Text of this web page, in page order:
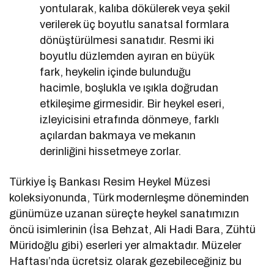
yontularak, kalıba dökülerek veya şekil
verilerek üç boyutlu sanatsal formlara
dönüştürülmesi sanatıdır. Resmi iki
boyutlu düzlemden ayıran en büyük
fark, heykelin içinde bulunduğu
hacimle, boşlukla ve ışıkla doğrudan
etkileşime girmesidir. Bir heykel eseri,
izleyicisini etrafında dönmeye, farklı
açılardan bakmaya ve mekanın
derinliğini hissetmeye zorlar.
Türkiye İş Bankası Resim Heykel Müzesi
koleksiyonunda, Türk modernleşme döneminden
günümüze uzanan süreçte heykel sanatımızın
öncü isimlerinin (İsa Behzat, Ali Hadi Bara, Zühtü
Müridoğlu gibi) eserleri yer almaktadır. Müzeler
Haftası’nda ücretsiz olarak gezebileceğiniz bu